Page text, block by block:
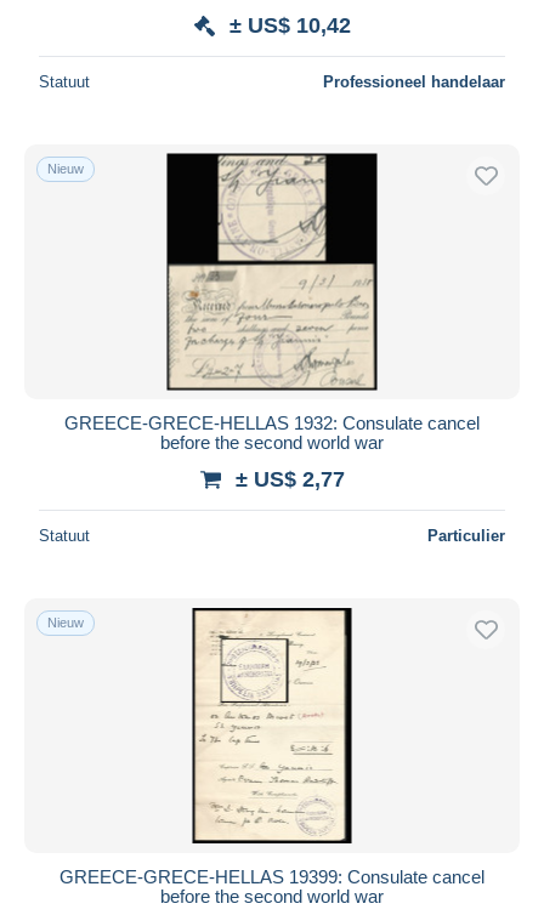
± US$ 10,42
Statuut Professioneel handelaar
Nieuw
GREECE-GRECE-HELLAS 1932: Consulate cancel
before the second world war
± US$ 2,77
Statuut Particulier
Nieuw
GREECE-GRECE-HELLAS 19399: Consulate cancel
before the second world war